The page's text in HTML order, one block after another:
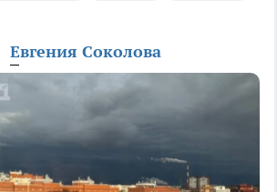
Евгения Соколова